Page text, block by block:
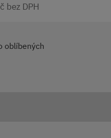
bez DPH
oblíbených